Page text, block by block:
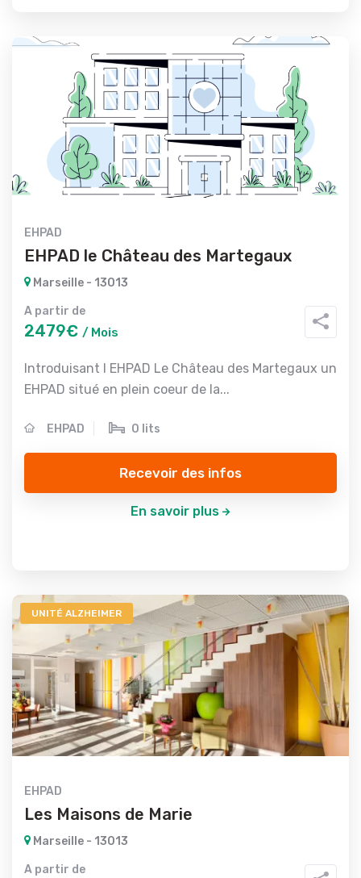
EHPAD
EHPAD le Château des Martegaux
Marseille - 13013
A partir de
2479€ / Mois
Introduisant l EHPAD Le Château des Martegaux un
EHPAD situé en plein coeur de la...
EHPAD 0 lits
Recevoir des infos
En savoir plus
UNITÉ ALZHEIMER
EHPAD
Les Maisons de Marie
Marseille - 13013
A partir de